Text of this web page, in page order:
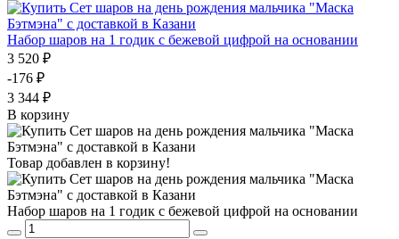
Набор шаров на 1 годик с бежевой цифрой на основании
3 520 ₽
-176 ₽
3 344 ₽
В корзину
Товар добавлен в корзину!
Набор шаров на 1 годик с бежевой цифрой на основании